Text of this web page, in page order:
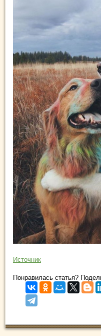
Источник
Понравилась статья?